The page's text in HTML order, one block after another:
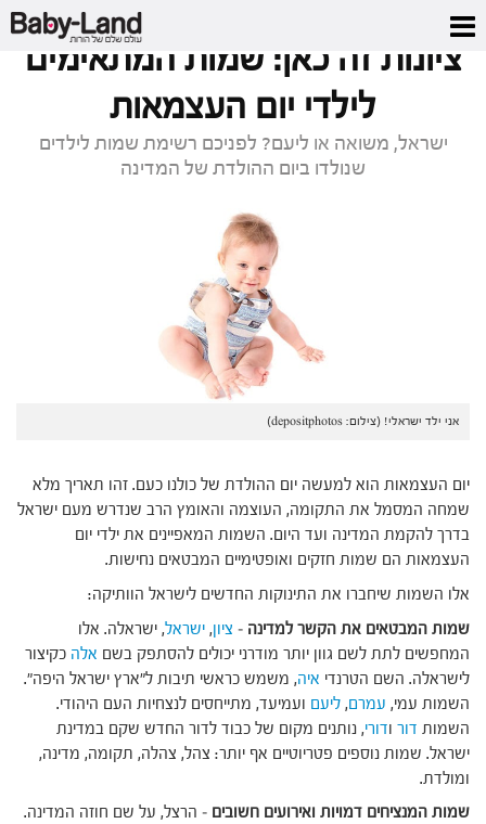
דף הבית ציונות זה כאן: שמות המתאימים לילדי יום העצמאות
ציונות זה כאן: שמות המתאימים
לילדי יום העצמאות
ישראל, משואה או ליעם? לפניכם רשימת שמות לילדים
שנולדו ביום ההולדת של המדינה
אני ילד ישראלי! (צילום: depositphotos)
יום העצמאות הוא למעשה יום ההולדת של כולנו כעם. זהו תאריך מלא
שמחה המסמל את התקומה, העוצמה והאומץ הרב שנדרש מעם ישראל
בדרך להקמת המדינה ועד היום. השמות המאפיינים את ילדי יום
העצמאות הם שמות חזקים ואופטימיים המבטאים נחישות.
אלו השמות שיחברו את התינוקות החדשים לישראל הוותיקה:
שמות המבטאים את הקשר למדינה – ציון, ישראל, ישראלה. אלו
המחפשים לתת לשם גוון יותר מודרני יכולים להסתפק בשם אלה כקיצור
לישראלה. השם הטרנדי איה, משמש כראשי תיבות ל"ארץ ישראל היפה".
השמות עמי, עמרם, ליעם ועמיעד, מתייחסים לנצחיות העם היהודי.
השמות דור ודורי, נותנים מקום של כבוד לדור החדש שקם במדינת
ישראל. שמות נוספים פטריוטיים אף יותר: צהל, צהלה, תקומה, מדינה,
ומולדת.
שמות המנציחים דמויות ואירועים חשובים – הרצל, על שם חוזה המדינה.